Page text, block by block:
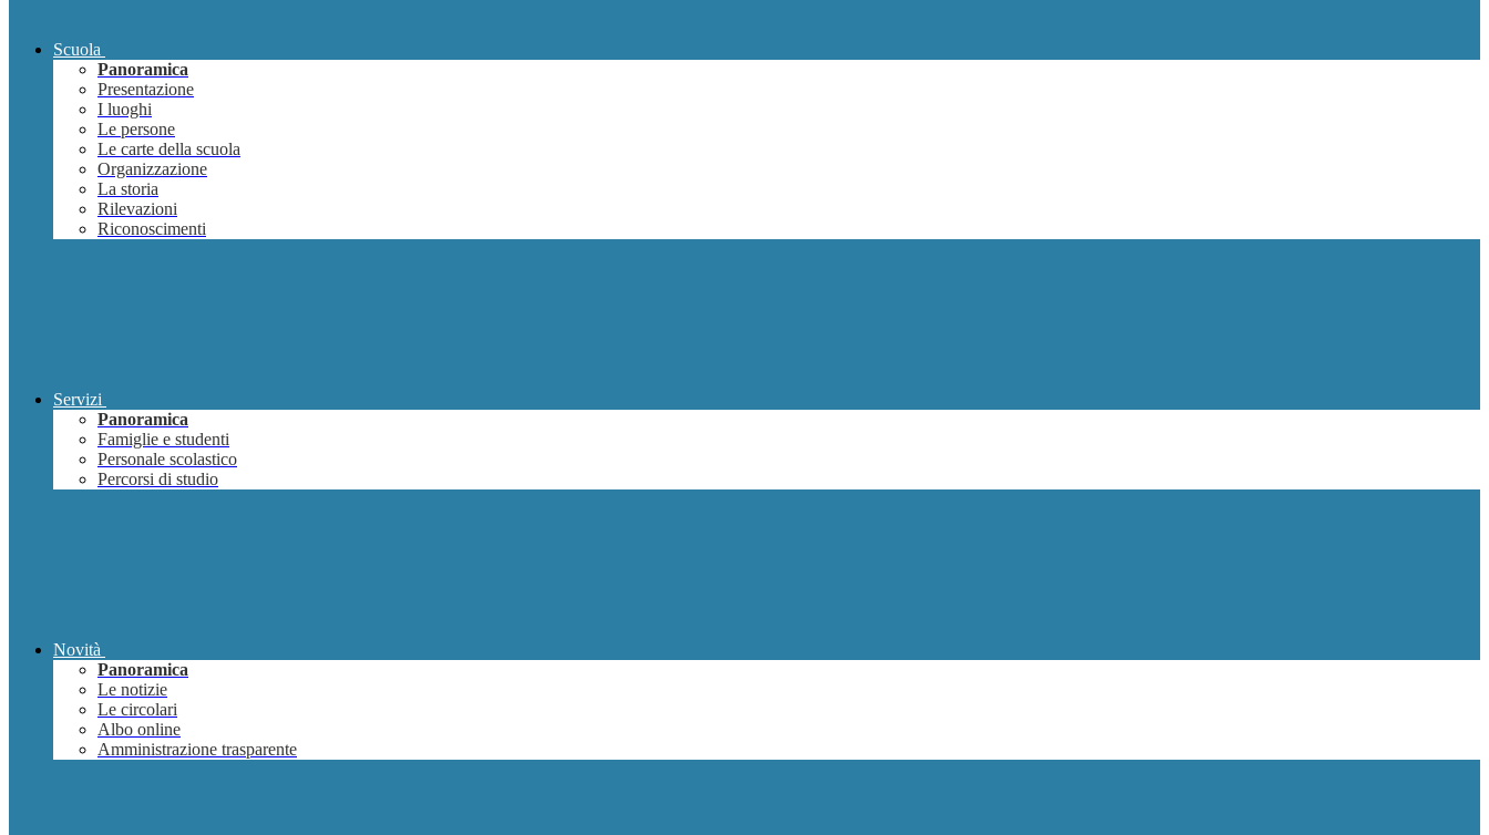
Scuola
Panoramica
Presentazione
I luoghi
Le persone
Le carte della scuola
Organizzazione
La storia
Rilevazioni
Riconoscimenti
Servizi
Panoramica
Famiglie e studenti
Personale scolastico
Percorsi di studio
Novità
Panoramica
Le notizie
Le circolari
Albo online
Amministrazione trasparente